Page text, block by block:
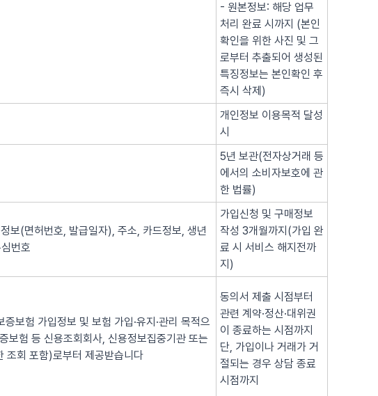
- 원본정보: 해당 업무
처리 완료 시까지 (본인
확인을 위한 사진 및 그
로부터 추출되어 생성된
특징정보는 본인확인 후
즉시 삭제)
개인정보 이용목적 달성
시
5년 보관(전자상거래 등
에서의 소비자보호에 관
한 법률)
보(면허번호, 발급일자), 주소, 카드정보, 생년
번호
가입신청 및 구매정보
작성 3개월까지(가입 완
료 시 서비스 해지전까
지)
보험 가입정보 및 보험 가입·유지·관리 목적으
보험 등 신용조회회사, 신용정보집중기관 또는
조회 포함)로부터 제공받습니다
동의서 제출 시점부터
관련 계약·정산·대위권
이 종료하는 시점까지
단, 가입이나 거래가 거
절되는 경우 상담 종료
시점까지